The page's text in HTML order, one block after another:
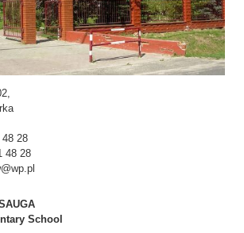
28
48 28
School